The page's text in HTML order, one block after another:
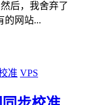
后，我舍弃了
的网站...
VPS